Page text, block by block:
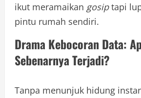
ikut meramaikan gosiptapi
pintu rumah sendiri.
Drama Kebocoran Data:
Sebenarnya Terjadi?
Tanpa menunjuk hidung